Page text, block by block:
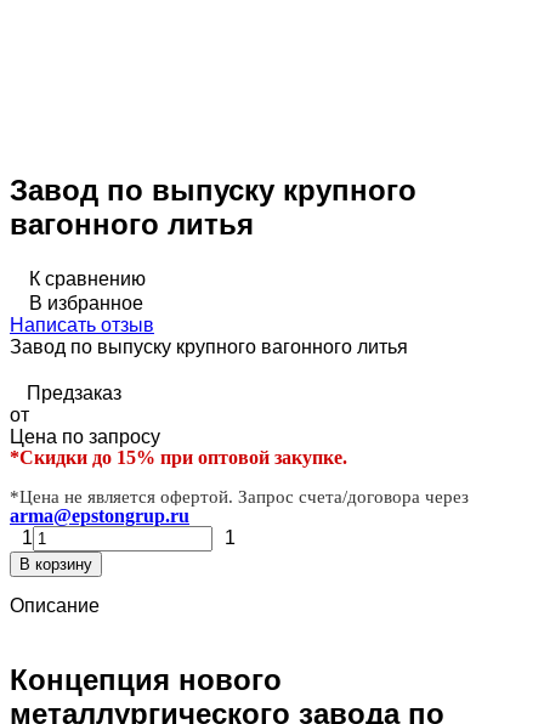
Завод по выпуску крупного
вагонного литья
К сравнению
В избранное
Написать отзыв
Завод по выпуску крупного вагонного литья
Предзаказ
от
Цена по запросу
*Скидки до 15% при оптовой закупке.
*Цена не является офертой. Запрос счета/договора через
arma@epstongrup.ru
1
1
В корзину
Описание
Концепция нового
металлургического завода по